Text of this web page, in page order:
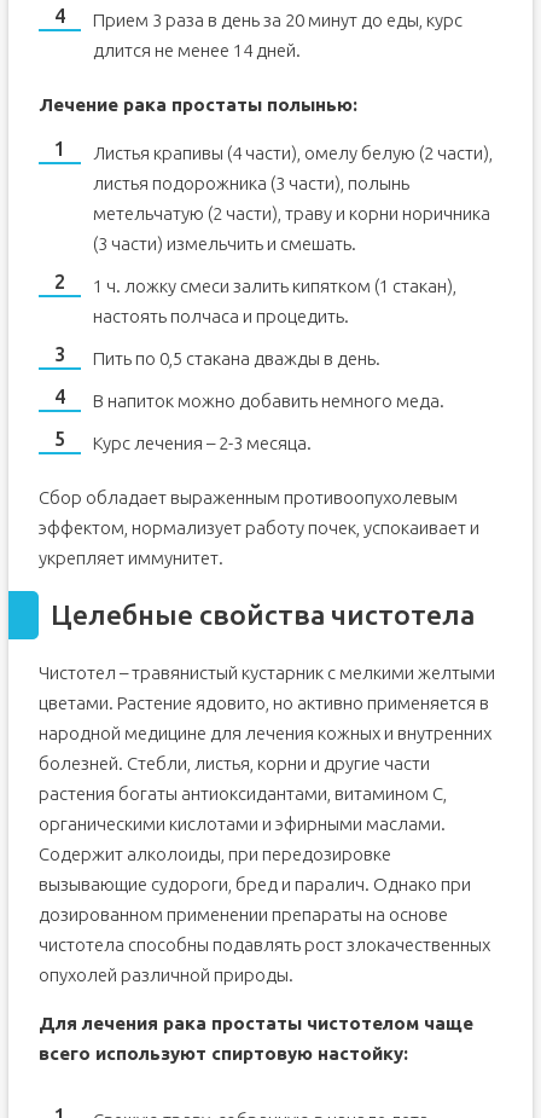
Прием 3 раза в день за 20 минут до еды, курс
длится не менее 14 дней.
Лечение рака простаты полынью:
Листья крапивы (4 части), омелу белую (2 части),
листья подорожника (3 части), полынь
метельчатую (2 части), траву и корни норичника
(3 части) измельчить и смешать.
1 ч. ложку смеси залить кипятком (1 стакан),
настоять полчаса и процедить.
Пить по 0,5 стакана дважды в день.
В напиток можно добавить немного меда.
Курс лечения – 2-3 месяца.
Сбор обладает выраженным противоопухолевым
эффектом, нормализует работу почек, успокаивает и
укрепляет иммунитет.
Целебные свойства чистотела
Чистотел – травянистый кустарник с мелкими желтыми
цветами. Растение ядовито, но активно применяется в
народной медицине для лечения кожных и внутренних
болезней. Стебли, листья, корни и другие части
растения богаты антиоксидантами, витамином С,
органическими кислотами и эфирными маслами.
Содержит алколоиды, при передозировке
вызывающие судороги, бред и паралич. Однако при
дозированном применении препараты на основе
чистотела способны подавлять рост злокачественных
опухолей различной природы.
Для лечения рака простаты чистотелом чаще
всего используют спиртовую настойку: